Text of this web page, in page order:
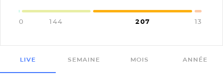
0 144 207 13
LIVE SEMAINE MOIS ANNÉE